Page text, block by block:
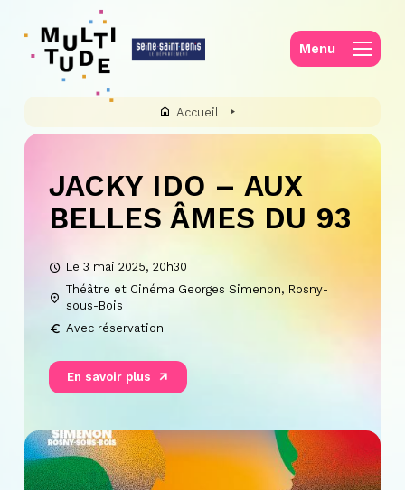
Menu
Accueil
JACKY IDO – AUX
BELLES ÂMES DU 93
Le 3 mai 2025, 20h30
Théâtre et Cinéma Georges Simenon, Rosny-
sous-Bois
Avec réservation
En savoir plus
Panneau de gestion des cookies